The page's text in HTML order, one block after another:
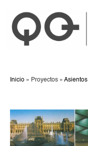
Inicio » Proyectos » Asientos